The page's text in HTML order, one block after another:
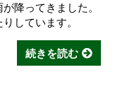
降ってきました。
しています。
続きを読む